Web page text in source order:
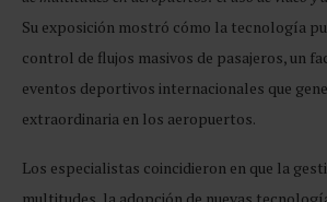
Su exposición mostró cómo la tecnología
control de flujos masivos de pasajeros, un
eventos deportivos internacionales que
extraordinaria en los aeropuertos.
Los especialistas coincidieron en que la